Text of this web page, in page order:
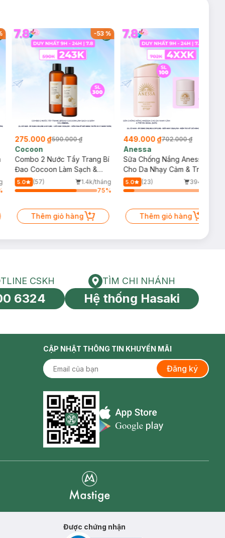
-53%
275.000 ₫590.000 ₫
Cocoon
Combo 2 Nước Tẩy Trang Bí
Đao Cocoon Làm Sạch &
Giảm Dầu 500ml
5.0 (57)
1.4k/tháng
75%
Thêm giỏ hàng
449.000 ₫702.000 ₫
Anessa
Sữa Chống Nắng Anessa
Cho Da Nhạy Cảm & Trẻ Em
60ml (Mới)
5.0 (23)
394/tháng
Thêm giỏ hàng
toàn cầu
HOTLINE CSKH
CSKH
6324
Tìm chi nhánh
TÌM CHI NHÁNH
Hệ thống Hasaki
CẬP NHẬT THÔNG TIN KHUYẾN MÃI
Đăng ký
Appstore icon
Được chứng nhận